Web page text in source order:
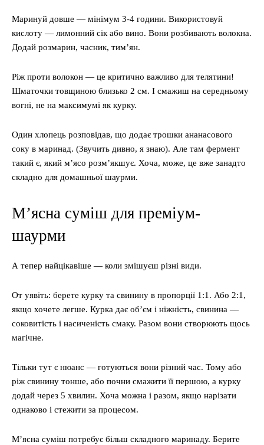
Маринуй довше — мінімум 3-4 години. Використовуй
кислоту — лимонний сік або вино. Вони розбивають волокна.
Додай розмарин, часник, тим’ян.
Ріж проти волокон — це критично важливо для телятини!
Шматочки товщиною близько 2 см. І смажиш на середньому
вогні, не на максимумі як курку.
Один хлопець розповідав, що додає трошки ананасового
соку в маринад. (Звучить дивно, я знаю). Але там фермент
такий є, який м’ясо розм’якшує. Хоча, може, це вже занадто
складно для домашньої шаурми.
М’ясна суміш для преміум-
шаурми
А тепер найцікавіше — коли змішуєш різні види.
От уявіть: берете курку та свинину в пропорції 1:1. Або 2:1,
якщо хочете легше. Курка дає об’єм і ніжність, свинина —
соковитість і насиченість смаку. Разом вони створюють щось
магічне.
Тільки тут є нюанс — готуються вони різний час. Тому або
ріж свинину тонше, або почни смажити її першою, а курку
додай через 5 хвилин. Хоча можна і разом, якщо нарізати
однаково і стежити за процесом.
М’ясна суміш потребує більш складного маринаду. Берите